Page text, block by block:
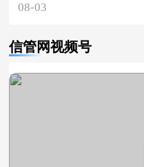
08-03
信管网视频号